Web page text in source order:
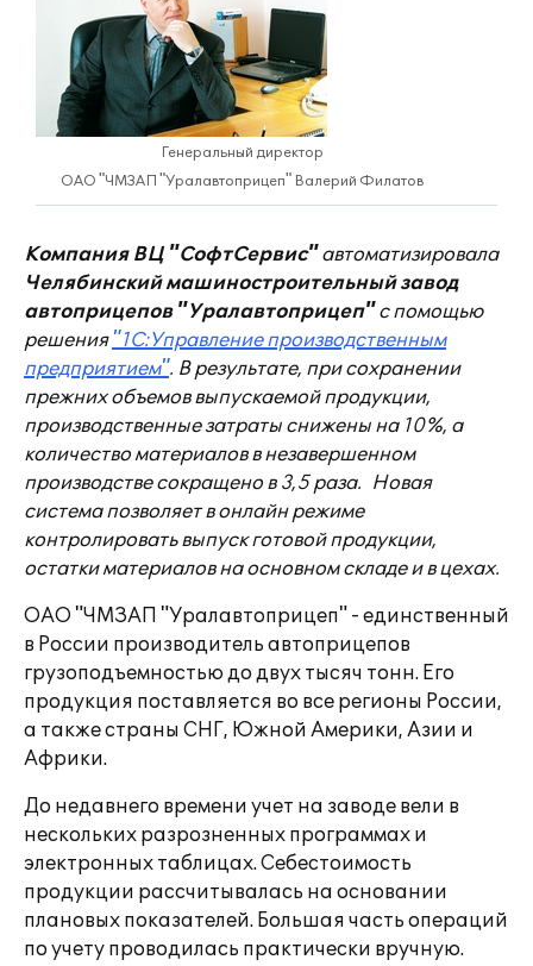
Генеральный директор
ОАО "ЧМЗАП "Уралавтоприцеп" Валерий Филатов
Компания ВЦ "СофтСервис" автоматизировала
Челябинский машиностроительный завод
автоприцепов "Уралавтоприцеп" с помощью
решения "1С:Управление производственным
предприятием". В результате, при сохранении
прежних объемов выпускаемой продукции,
производственные затраты снижены на 10%, а
количество материалов в незавершенном
производстве сокращено в 3,5 раза. Новая
система позволяет в онлайн режиме
контролировать выпуск готовой продукции,
остатки материалов на основном складе и в цехах.
ОАО "ЧМЗАП "Уралавтоприцеп" - единственный
в России производитель автоприцепов
грузоподъемностью до двух тысяч тонн. Его
продукция поставляется во все регионы России,
а также страны СНГ, Южной Америки, Азии и
Африки.
До недавнего времени учет на заводе вели в
нескольких разрозненных программах и
электронных таблицах. Себестоимость
продукции рассчитывалась на основании
плановых показателей. Большая часть операций
по учету проводилась практически вручную.